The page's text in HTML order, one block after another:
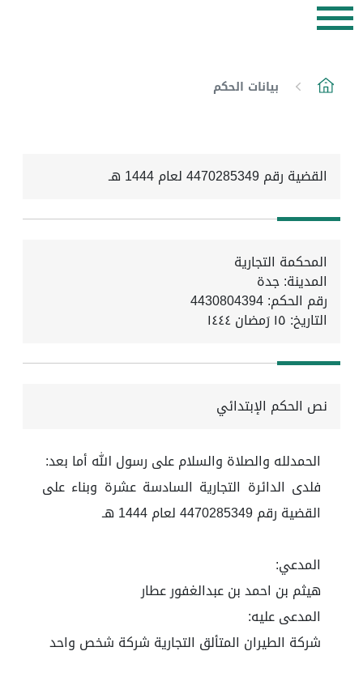
بيانات الحكم
القضية رقم 4470285349 لعام 1444 هـ
المحكمة التجارية
المدينة: جدة
رقم الحكم: 4430804394
التاريخ: ١٥ رَمضان ١٤٤٤
نص الحكم الإبتدائي
الحمدلله والصلاة والسلام على رسول الله أما بعد:
فلدى الدائرة التجارية السادسة عشرة وبناء على
القضية رقم 4470285349 لعام 1444 هـ
المدعي:
هيثم بن احمد بن عبدالغفور عطار
المدعى عليه:
شركة الطيران المتألق التجارية شركة شخص واحد